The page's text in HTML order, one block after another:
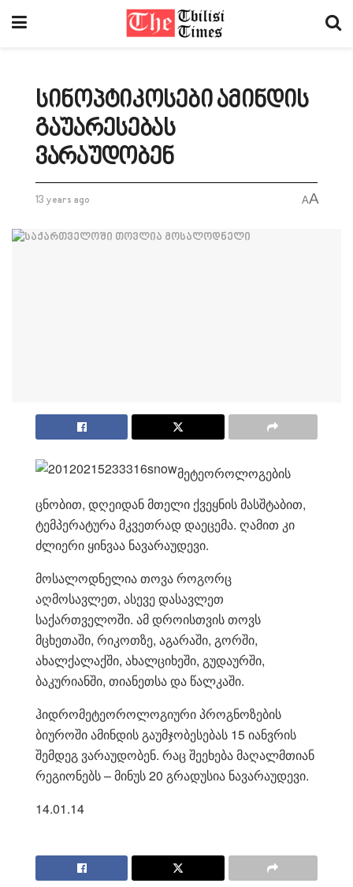
სინოპტიკოსები ამინდის
გაუარესებას
ვარაუდობენ
13 years ago AA
მეტეოროლოგების
ცნობით, დღეიდან მთელი ქვეყნის მასშტაბით,
ტემპერატურა მკვეთრად დაეცემა. ღამით კი
ძლიერი ყინვაა ნავარაუდევი.
მოსალოდნელია თოვა როგორც
აღმოსავლეთ, ასევე დასავლეთ
საქართველოში. ამ დროისთვის თოვს
მცხეთაში, რიკოთზე, აგარაში, გორში,
ახალქალაქში, ახალციხეში, გუდაურში,
ბაკურიანში, თიანეთსა და წალკაში.
ჰიდრომეტეოროლოგიური პროგნოზების
ბიუროში ამინდის გაუმჯობესებას 15 იანვრის
შემდეგ ვარაუდობენ. რაც შეეხება მაღალმთიან
რეგიონებს – მინუს 20 გრადუსია ნავარაუდევი.
14.01.14